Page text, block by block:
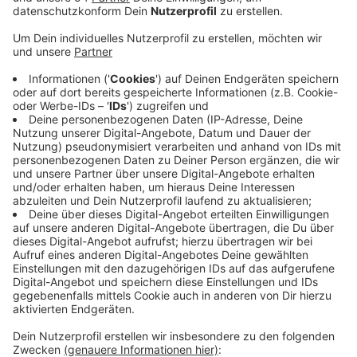
Die Kassenärztliche Vereinigung Nordrhein kritisiert
diese Entscheidung des Bundes scharf. Das teilt sie in
einer Pressemitteilung mit. Durch die Entscheidung für
eine Legalisierung von Cannabis habe Deutschland
jetzt gute Chancen, in die Champions League der
Drogenkriminalität aufzusteigen, sagt der Vorstand
der KVNO. Er sagt außerdem, dass so der
Jugendschutz und die Drogen-Prävention in
Deutschland stark vernachlässigt werden. Gerade bei
jungen Erwachsenen habe Cannabis oft negative
Auswirkungen auf die Psyche. Deswegen rechnet die
KVNO mit einem Anstieg der Probleme in diesem
Bereich. Das wird die Versorgung in diesem Bereich vor
Herausforderungen stellen, so die Einschätzung. Auch